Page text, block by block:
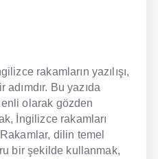
rakamların yazılışı,
Bu yazıda
olarak gözden
İngilizce rakamları
dilin temel
bir şekilde kullanmak,